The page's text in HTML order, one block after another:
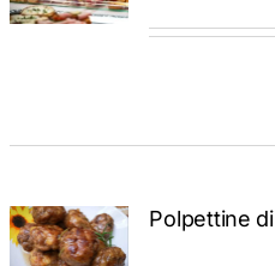
DETTAGLI
ADD TO
CART
/
Polpettine